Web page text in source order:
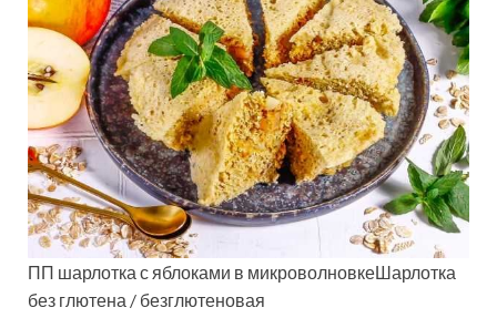
ПП шарлотка с яблоками в микроволновкеШарлотка
без глютена / безглютеновая